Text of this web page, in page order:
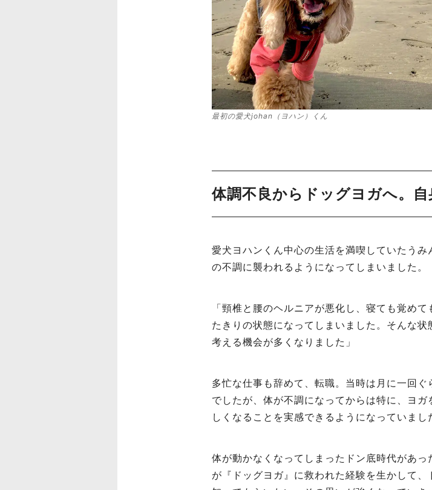
最初の愛犬johan（ヨハン）くん
体調不良からドッグヨガへ。
愛犬ヨハンくん中心の生活を満喫していたう
の不調に襲われるようになってしまいました。
「頸椎と腰のヘルニアが悪化し、寝ても覚め
たきりの状態になってしまいました。そんな
考える機会が多くなりました」
多忙な仕事も辞めて、転職。当時は月に一回
でしたが、体が不調になってからは特に、ヨ
しくなることを実感できるようになっていまし
体が動かなくなってしまったドン底時代があ
が『ドッグヨガ』に救われた経験を生かして